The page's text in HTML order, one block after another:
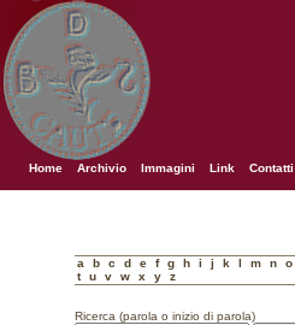
Home Archivio Immagini Link Contatti
a b c d e f g h i j k l m n o
t
u v w x y z
Ricerca (parola o inizio di parola)